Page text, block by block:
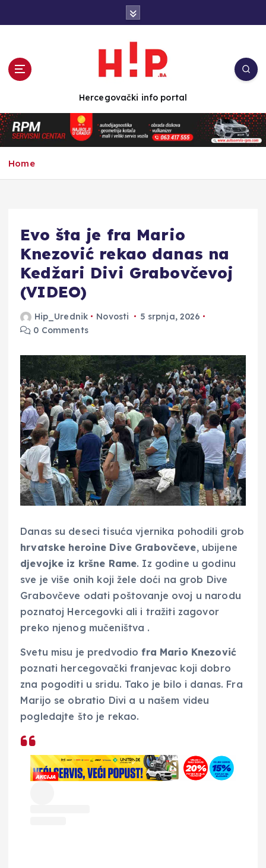
n
t
e
Hercegovački info portal
Home
Evo šta je fra Mario
Knezović rekao danas na
Kedžari Divi Grabovčevoj
(VIDEO)
Hip_Urednik Novosti
5 srpnja, 2026
0 Comments
Danas su deseci tisuća vjernika pohodili grob
hrvatske heroine Dive Grabovčeve, ubijene
djevojke iz kršne Rame. Iz godine u godinu
sve je više onih koji žele doći na grob Dive
Grabovčeve odati poštovanje ovoj u narodu
poznatoj Hercegovki ali i tražiti zagovor
preko njenog mučeništva .
Svetu misu je predvodiofra Mario Knezović
poznati hercegovački franjevac koji dobro
zna pogoditi u sridu. Tako je bilo i danas. Fra
Marijo se obratio Divi a u našem videu
pogledajte što je rekao.